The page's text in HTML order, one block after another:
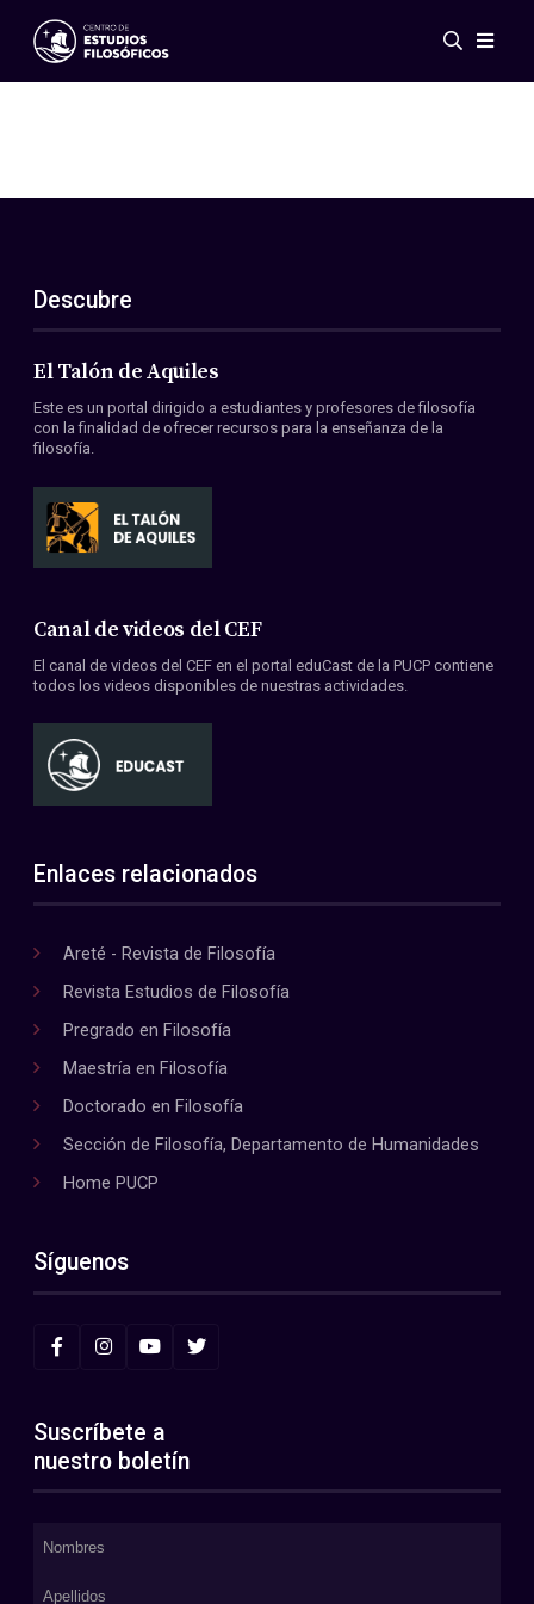
Eventos
ES
EN
Acerca de nosotros
Miembros
Convenios
Descubre
El Talón de Aquiles
Este es un portal dirigido a estudiantes y profesores de filosofía
con la finalidad de ofrecer recursos para la enseñanza de la
filosofía.
Canal de videos del CEF
El canal de videos del CEF en el portal eduCast de la PUCP contiene
todos los videos disponibles de nuestras actividades.
Enlaces relacionados
Areté - Revista de Filosofía
Revista Estudios de Filosofía
Pregrado en Filosofía
Maestría en Filosofía
Doctorado en Filosofía
Sección de Filosofía, Departamento de Humanidades
Home PUCP
Síguenos
Suscríbete a
nuestro boletín